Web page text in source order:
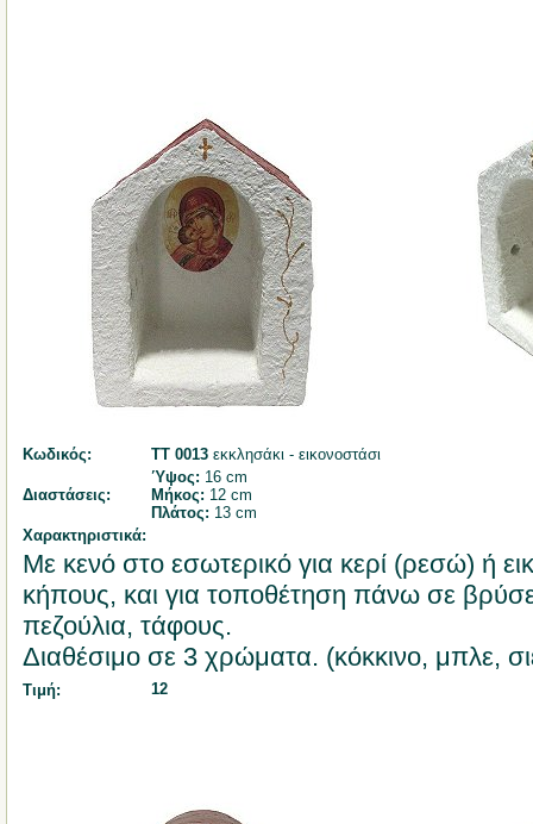
Κωδικός: ΤΤ 0013 εκκλησάκι - εικονοστάσι
Διαστάσεις:
Ύψος: 16 cm
Μήκος: 12 cm
Πλάτος: 13 cm
Χαρακτηριστικά:
Με κενό στο εσωτερικό για κερί (ρεσώ) ή
κήπους, και για τοποθέτηση πάνω σε
πεζούλια, τάφους.
Διαθέσιμο σε 3 χρώματα. (κόκκινο, μπλε,
Τιμή: 12